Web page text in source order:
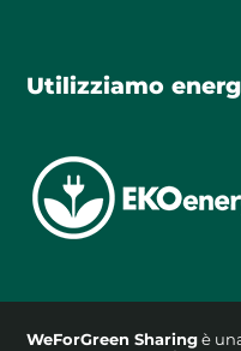
Utilizziamo
WeForGreen Sharingè